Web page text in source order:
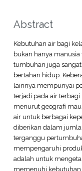
Abstract
Kebutuhan air bagi
bukan hanya
tumbuhan juga
bertahan hidup.
lainnya mempunyai
terjadi pada air
menurut geografi
air untuk berbagai
diberikan dalam
terganggu
mempengaruhi
adalah untuk
memenuhi